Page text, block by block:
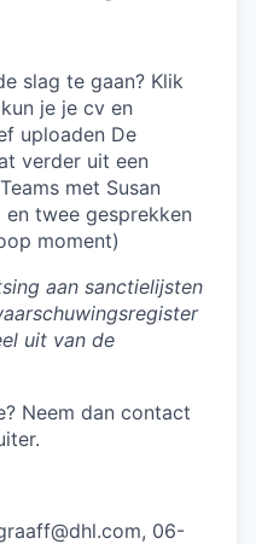
slag te gaan? Klik
je je cv en
uploaden De
verder uit een
met Susan
twee gesprekken
moment)
aan sanctielijsten
uit van de
Neem dan contact
06-